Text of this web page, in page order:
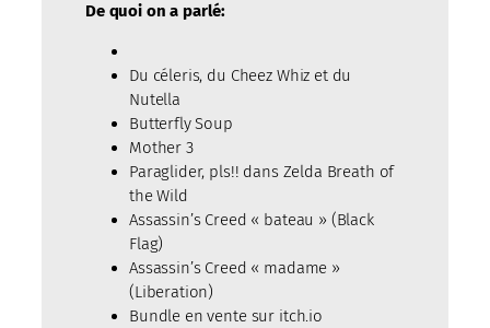
De quoi on a parlé:
Du céleris, du Cheez Whiz et du
Nutella
Butterfly Soup
Mother 3
Paraglider, pls!! dans Zelda Breath of
the Wild
Assassin’s Creed « bateau » (Black
Flag)
Assassin’s Creed « madame »
(Liberation)
Bundle en vente sur itch.io